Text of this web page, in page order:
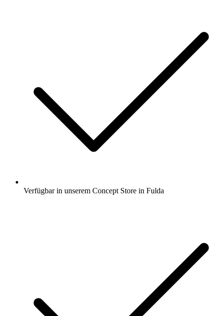
Verfügbar in unserem Concept Store in Fulda